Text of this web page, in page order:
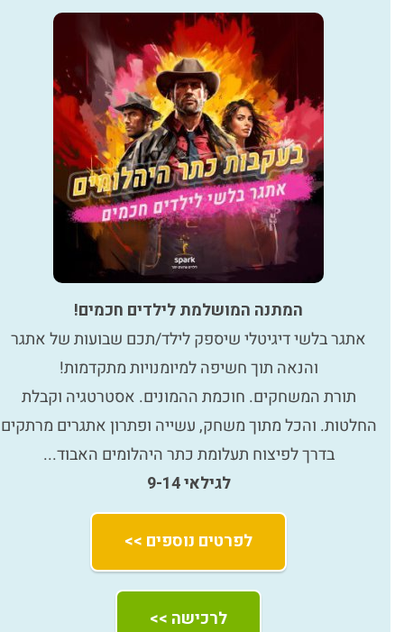
המתנה המושלמת לילדים חכמים!
אתגר בלשי דיגיטלי שיספק לילד/תכם שבועות של אתגר
והנאה תוך חשיפה למיומנויות מתקדמות!
תורת המשחקים. חוכמת ההמונים. אסטרטגיה וקבלת
החלטות. והכל מתוך משחק, עשייה ופתרון אתגרים מרתקים
בדרך לפיצוח תעלומת כתר היהלומים האבוד...
לגילאי 9-14
לפרטים נוספים >>
לרכישה >>